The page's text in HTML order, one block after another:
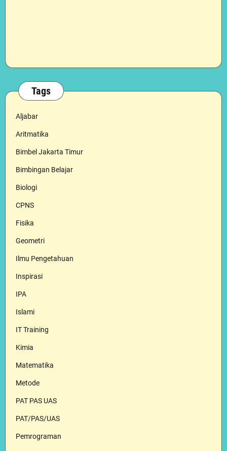
Tags
Aljabar
Aritmatika
Bimbel Jakarta Timur
Bimbingan Belajar
Biologi
CPNS
Fisika
Geometri
Ilmu Pengetahuan
Inspirasi
IPA
Islami
IT Training
Kimia
Matematika
Metode
PAT PAS UAS
PAT/PAS/UAS
Pemrograman